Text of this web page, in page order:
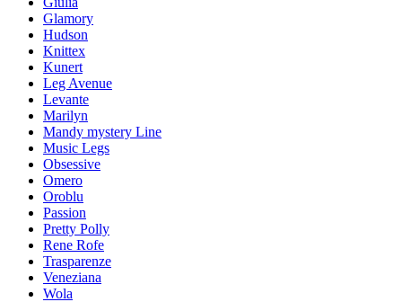
Glamory
Hudson
Knittex
Kunert
Leg Avenue
Levante
Marilyn
Mandy mystery Line
Music Legs
Obsessive
Omero
Oroblu
Passion
Pretty Polly
Rene Rofe
Trasparenze
Veneziana
Wola